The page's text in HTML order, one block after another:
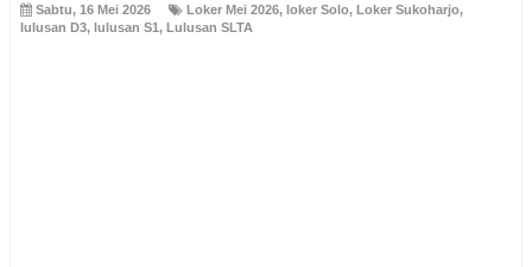
Sabtu, 16 Mei 2026 Loker Mei 2026, loker Solo, Loker Sukoharjo,
lulusan D3, lulusan S1, Lulusan SLTA